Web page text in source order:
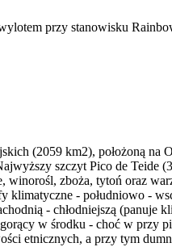
przy stanowisku
(2059 km2), położoną
szczyt Pico de Teide
zboża, tytoń oraz
- południowo -
- chłodniejszą
w środku - choć w przy
etnicznych, a przy tym